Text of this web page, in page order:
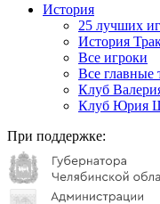
История
25 лучших
История
Все игроки
Все главные
Клуб
Клуб Юрия
При поддержке: